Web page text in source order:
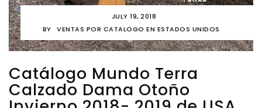
JULY 19, 2018
BY
VENTAS POR CATALOGO EN ESTADOS UNIDOS
Catálogo Mundo Terra
Calzado Dama Otoño